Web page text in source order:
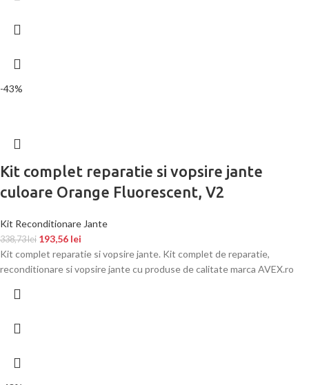
-43%
Kit complet reparatie si vopsire jante
culoare Orange Fluorescent, V2
Kit Reconditionare Jante
338,73lei 193,56 lei
Kit complet reparatie si vopsire jante. Kit complet de reparatie,
reconditionare si vopsire jante cu produse de calitate marca AVEX.ro